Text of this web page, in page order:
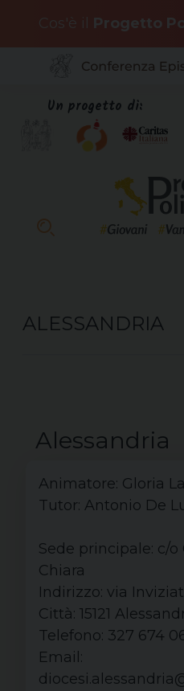
content
Cos'è il Progetto
Un progetto di:
ALESSANDRIA
Alessandria
Animatore: Gloria
Tutor: Antonio De
Sede principale: c/o
Chiara
Indirizzo: via
Città: 15121
Telefono: 327 674
Email: